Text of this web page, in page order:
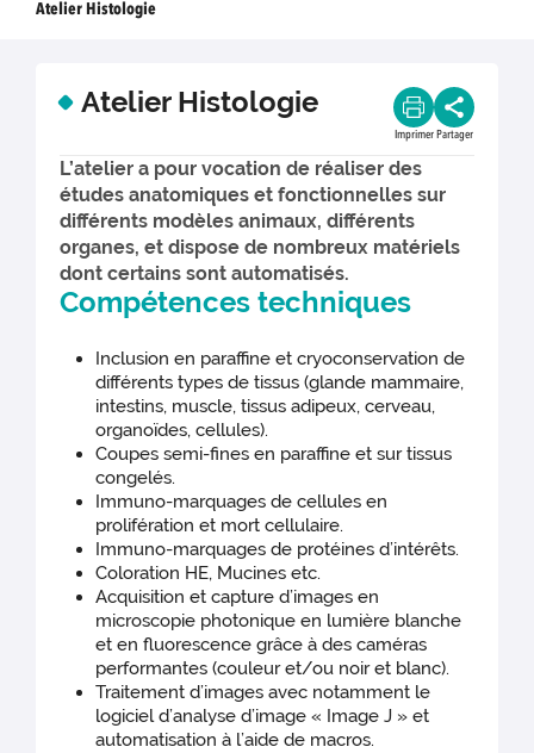
Atelier Histologie
Atelier Histologie
Imprimer Partager
L’atelier a pour vocation de réaliser des
études anatomiques et fonctionnelles sur
différents modèles animaux, différents
organes, et dispose de nombreux matériels
dont certains sont automatisés.
Compétences techniques
Inclusion en paraffine et cryoconservation de
différents types de tissus (glande mammaire,
intestins, muscle, tissus adipeux, cerveau,
organoïdes, cellules).
Coupes semi-fines en paraffine et sur tissus
congelés.
Immuno-marquages de cellules en
prolifération et mort cellulaire.
Immuno-marquages de protéines d’intérêts.
Coloration HE, Mucines etc.
Acquisition et capture d’images en
microscopie photonique en lumière blanche
et en fluorescence grâce à des caméras
performantes (couleur et/ou noir et blanc).
Traitement d’images avec notamment le
logiciel d’analyse d’image « Image J » et
automatisation à l’aide de macros.